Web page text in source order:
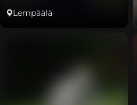
Lempäälä